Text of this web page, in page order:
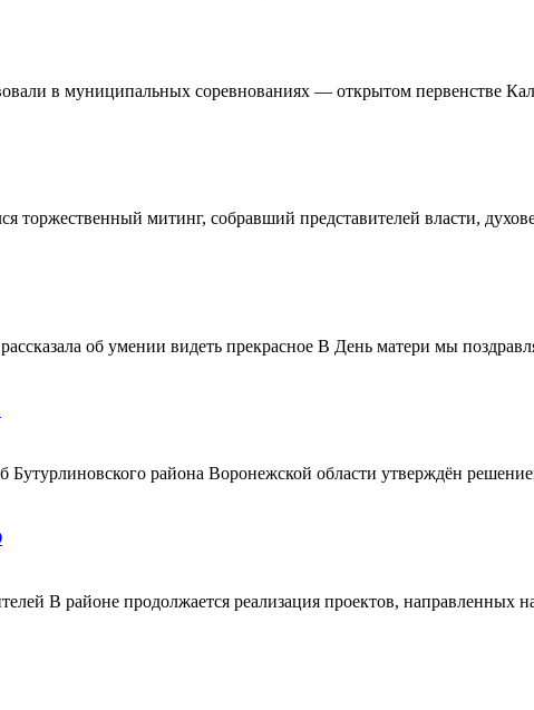
в муниципальных соревнованиях — открытом первенстве
торжественный митинг, собравший представителей власти,
об умении видеть прекрасное В День матери мы
Бутурлиновского района Воронежской области утверждён
В районе продолжается реализация проектов, направленных